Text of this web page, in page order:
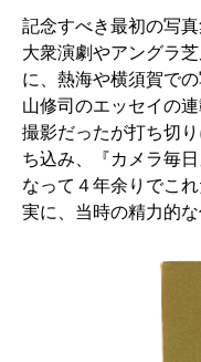
記念すべき最初の写
大衆演劇やアングラ
に、熱海や横須賀で
山修司のエッセイの
撮影だったが打ち切
ち込み、『カメラ毎
なって４年余りでこ
実に、当時の精力的